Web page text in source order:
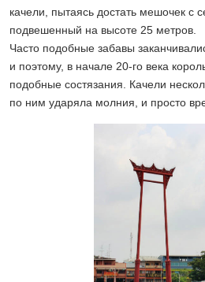
качели, пытаясь достать мешочек с
подвешенный на высоте 25 метров.
Часто подобные забавы
и поэтому, в начале 20-го века
подобные состязания. Качели
по ним ударяла молния, и просто